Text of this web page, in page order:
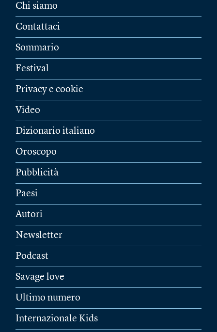
Chi siamo
Contattaci
Sommario
Festival
Privacy e cookie
Video
Dizionario italiano
Oroscopo
Pubblicità
Paesi
Autori
Newsletter
Podcast
Savage love
Ultimo numero
Internazionale Kids